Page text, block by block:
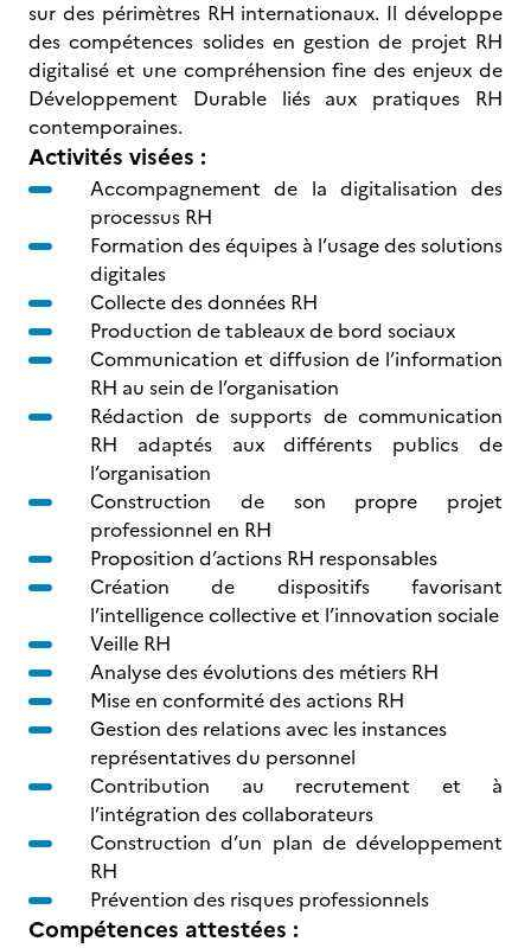
sur des périmètres RH internationaux. Il développe
des compétences solides en gestion de projet RH
digitalisé et une compréhension fine des enjeux de
Développement Durable liés aux pratiques RH
contemporaines.
Activités visées :
Accompagnement de la digitalisation des
processus RH
Formation des équipes à l’usage des solutions
digitales
Collecte des données RH
Production de tableaux de bord sociaux
Communication et diffusion de l’information
RH au sein de l’organisation
Rédaction de supports de communication
RH adaptés aux différents publics de
l’organisation
Construction de son propre projet
professionnel en RH
Proposition d’actions RH responsables
Création de dispositifs favorisant
l’intelligence collective et l’innovation sociale
Veille RH
Analyse des évolutions des métiers RH
Mise en conformité des actions RH
Gestion des relations avec les instances
représentatives du personnel
Contribution au recrutement et à
l’intégration des collaborateurs
Construction d’un plan de développement
RH
Prévention des risques professionnels
Compétences attestées :